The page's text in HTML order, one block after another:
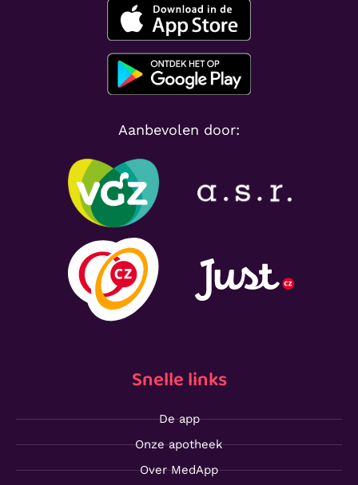
Aanbevolen door:
Snelle links
De app
Onze apotheek
Over MedApp